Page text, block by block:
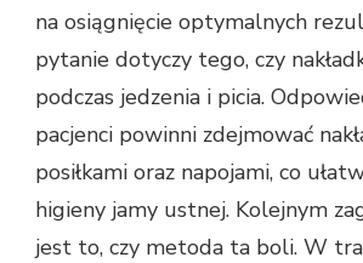
na osiągnięcie optymalnych
pytanie dotyczy tego, czy
podczas jedzenia i picia.
pacjenci powinni zdejmować
posiłkami oraz napojami, co
higieny jamy ustnej. Kolejnym
jest to, czy metoda ta boli. W